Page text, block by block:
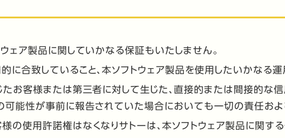
ェア製品に関していかなる保証もいたしません。
合致していること、本ソフトウェア製品を使用したいかなる
お客様または第三者に対して生じた、直接的または間接的な信
可能性が事前に報告されていた場合においても一切の責任およ
の使用許諾権はなくなりサトーは、本ソフトウェア製品に関す